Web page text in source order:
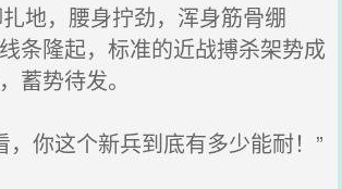
地，腰身拧劲，浑身筋骨绷
条隆起，标准的近战搏杀架势成
蓄势待发。
你这个新兵到底有多少能耐！”